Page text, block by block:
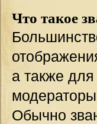
Что такое
а также
Обычно